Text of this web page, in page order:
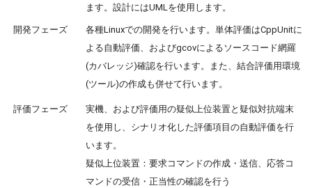
ます。設計にはUMLを使用します。
開発フェーズ
各種Linuxでの開発を行います。単体評価はCppUnitに
よる自動評価、およびgcovによるソースコード網羅
(カバレッジ)確認を行います。また、結合評価用環境
(ツール)の作成も併せて行います。
評価フェーズ
実機、および評価用の疑似上位装置と疑似対抗端末
を使用し、シナリオ化した評価項目の自動評価を行
います。
疑似上位装置：要求コマンドの作成・送信、応答コ
マンドの受信・正当性の確認を行う